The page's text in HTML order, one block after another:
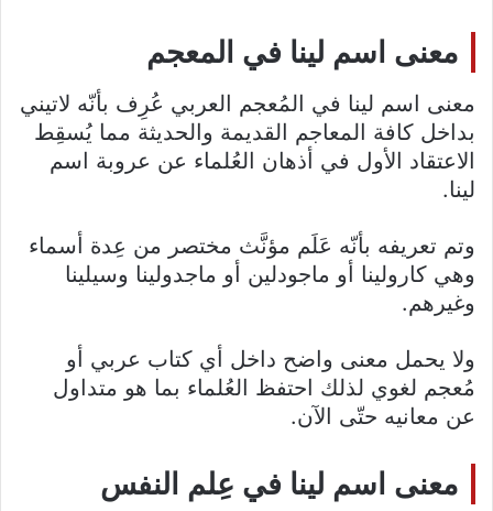
معنى اسم لينا في المعجم
معنى اسم لينا في المُعجم العربي عُرِف بأنّه لاتيني
بداخل كافة المعاجم القديمة والحديثة مما يُسقِط
الاعتقاد الأول في أذهان العُلماء عن عروبة اسم
لينا.
وتم تعريفه بأنّه عَلَم مؤنَّث مختصر من عِدة أسماء
وهي كارولينا أو ماجودلين أو ماجدولينا وسيلينا
وغيرهم.
ولا يحمل معنى واضح داخل أي كتاب عربي أو
مُعجم لغوي لذلك احتفظ العُلماء بما هو متداول
عن معانيه حتّى الآن.
معنى اسم لينا في عِلم النفس